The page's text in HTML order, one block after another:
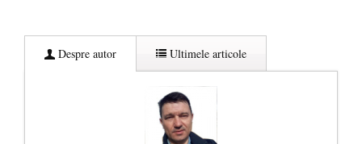
Despre autor Ultimele articole